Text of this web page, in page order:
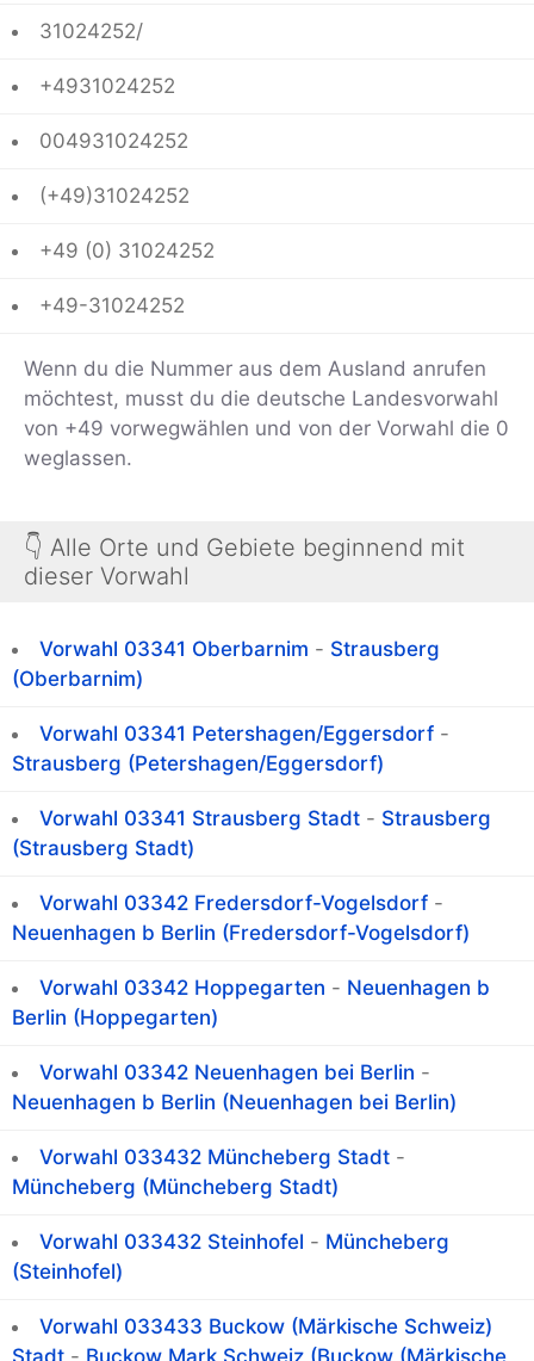
31024252/
+4931024252
004931024252
(+49)31024252
+49 (0) 31024252
+49-31024252
Wenn du die Nummer aus dem Ausland anrufen
möchtest, musst du die deutsche Landesvorwahl
von +49 vorwegwählen und von der Vorwahl die 0
weglassen.
👇 Alle Orte und Gebiete beginnend mit
dieser Vorwahl
Vorwahl 03341 Oberbarnim - Strausberg
(Oberbarnim)
Vorwahl 03341 Petershagen/Eggersdorf -
Strausberg (Petershagen/Eggersdorf)
Vorwahl 03341 Strausberg Stadt - Strausberg
(Strausberg Stadt)
Vorwahl 03342 Fredersdorf-Vogelsdorf -
Neuenhagen b Berlin (Fredersdorf-Vogelsdorf)
Vorwahl 03342 Hoppegarten - Neuenhagen b
Berlin (Hoppegarten)
Vorwahl 03342 Neuenhagen bei Berlin -
Neuenhagen b Berlin (Neuenhagen bei Berlin)
Vorwahl 033432 Müncheberg Stadt -
Müncheberg (Müncheberg Stadt)
Vorwahl 033432 Steinhofel - Müncheberg
(Steinhofel)
Vorwahl 033433 Buckow (Märkische Schweiz)
Stadt - Buckow Mark Schweiz (Buckow (Märkische